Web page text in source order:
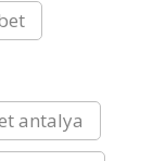
antalya